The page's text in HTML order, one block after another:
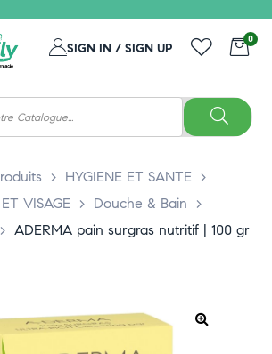
SIGN IN / SIGN UP
0
> HYGIENE ET SANTE
>
VISAGE
> Douche & Bain
>
> ADERMA pain surgras nutritif | 100 gr